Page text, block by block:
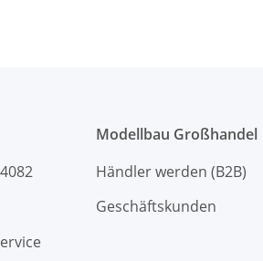
Modellbau Großhandel
Händler werden (B2B)
Geschäftskunden